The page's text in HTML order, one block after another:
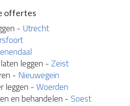
offertes
- Utrecht
leggen -Zeist
- Nieuwegein
leggen -Woerden
en behandelen - Soest